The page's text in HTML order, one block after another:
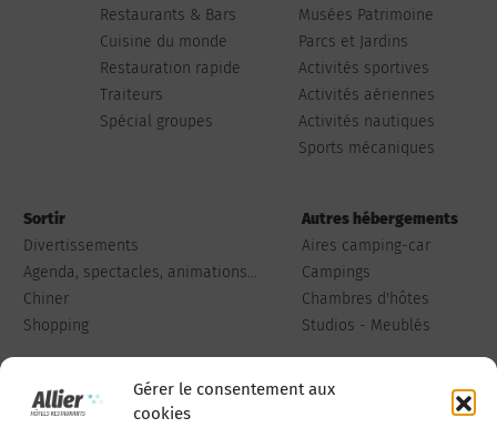
Gérer le consentement aux
cookies
Restaurants & Bars
Cuisine du monde
Restauration rapide
Traiteurs
Spécial groupes
Musées Patrimoine
Parcs et Jardins
Activités sportives
Activités aériennes
Activités nautiques
Sports mécaniques
Sortir
Divertissements
Agenda, spectacles, animations...
Chiner
Shopping
Autres hébergements
Aires camping-car
Campings
Chambres d'hôtes
Studios - Meublés